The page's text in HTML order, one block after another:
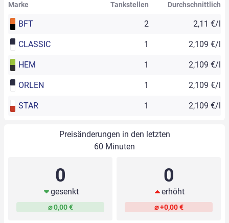
Marke Tankstellen Durchschnittlich
BFT 2 2,11 €/l
CLASSIC 1 2,109 €/l
HEM 1 2,109 €/l
ORLEN 1 2,109 €/l
STAR 1 2,109 €/l
Preisänderungen in den letzten
60 Minuten
0
gesenkt
⌀ 0,00 €
0
erhöht
⌀ +0,00 €